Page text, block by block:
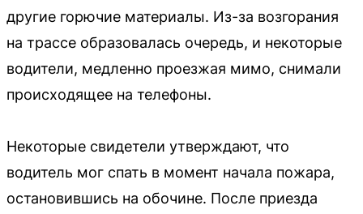
другие горючие материалы. Из-за возгорания
на трассе образовалась очередь, и некоторые
водители, медленно проезжая мимо, снимали
происходящее на телефоны.
Некоторые свидетели утверждают, что
водитель мог спать в момент начала пожара,
остановившись на обочине. После приезда